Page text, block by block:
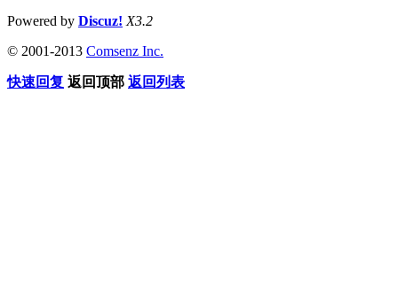
Powered by Discuz! X3.2
© 2001-2013 Comsenz Inc.
快速回复 返回顶部 返回列表